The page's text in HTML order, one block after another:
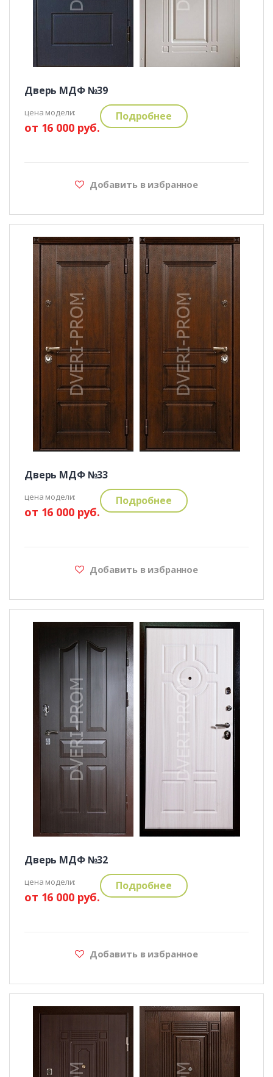
Дверь МДФ №39
цена модели:
от 16 000 руб.
Подробнее
Добавить в избранное
Дверь МДФ №33
цена модели:
от 16 000 руб.
Подробнее
Добавить в избранное
Дверь МДФ №32
цена модели:
от 16 000 руб.
Подробнее
Добавить в избранное